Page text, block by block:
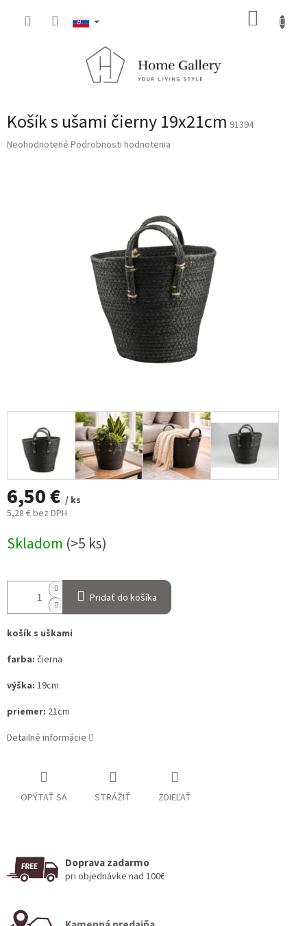
Košík s ušami čierny 19x21cm 91394
Priemerné
Neohodnotené Podrobnosti hodnotenia
6,50 € / ks
5,28 € bez DPH
cena:
Skladom (>5 ks)
Pridať do košíka
košík s uškami
farba: čierna
výška: 19cm
priemer: 21cm
Detailné informácie
OPÝTAŤ SA STRÁŽIŤ ZDIEĽAŤ
Doprava zadarmo
pri objednávke nad 100€